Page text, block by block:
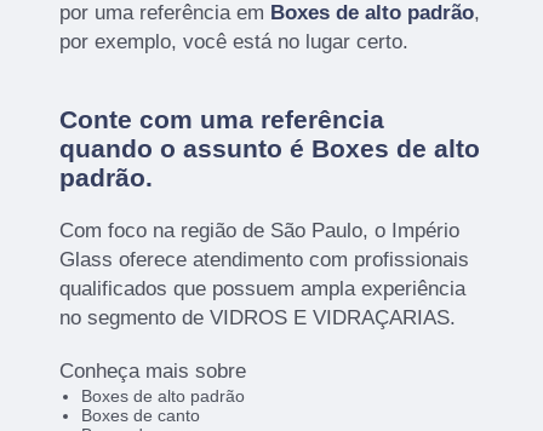
por uma referência em Boxes de alto padrão,
por exemplo, você está no lugar certo.
Conte com uma referência
quando o assunto é Boxes de alto
padrão.
Com foco na região de São Paulo, o Império
Glass oferece atendimento com profissionais
qualificados que possuem ampla experiência
no segmento de VIDROS E VIDRAÇARIAS.
Conheça mais sobre
Boxes de alto padrão
Boxes de canto